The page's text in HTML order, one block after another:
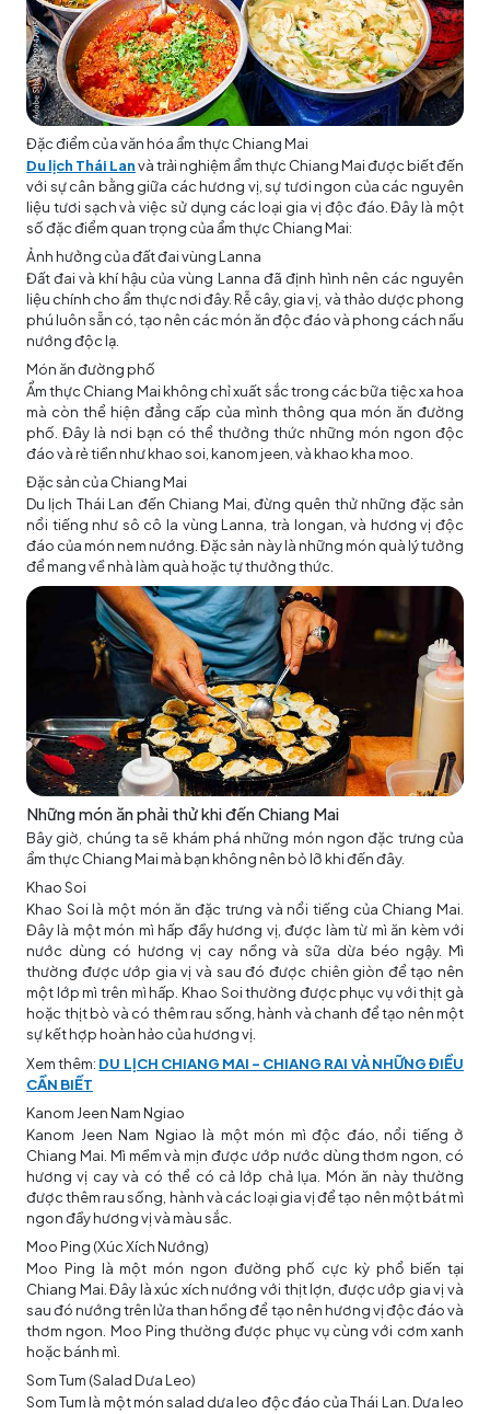
Đặc điểm của văn hóa ẩm thực Chiang Mai
Du lịch Thái Lanvà trải nghiệm ẩm thực Chiang Mai được biết đến
với sự cân bằng giữa các hương vị, sự tươi ngon của các nguyên
liệu tươi sạch và việc sử dụng các loại gia vị độc đáo. Đây là một
số đặc điểm quan trọng của ẩm thực Chiang Mai:
Ảnh hưởng của đất đai vùng Lanna
Đất đai và khí hậu của vùng Lanna đã định hình nên các nguyên
liệu chính cho ẩm thực nơi đây. Rễ cây, gia vị, và thảo dược phong
phú luôn sẵn có, tạo nên các món ăn độc đáo và phong cách nấu
nướng độc lạ.
Món ăn đường phố
Ẩm thực Chiang Mai không chỉ xuất sắc trong các bữa tiệc xa hoa
mà còn thể hiện đẳng cấp của mình thông qua món ăn đường
phố. Đây là nơi bạn có thể thưởng thức những món ngon độc
đáo và rẻ tiền như khao soi, kanom jeen, và khao kha moo.
Đặc sản của Chiang Mai
Du lịch Thái Lan đến Chiang Mai, đừng quên thử những đặc sản
nổi tiếng như sô cô la vùng Lanna, trà longan, và hương vị độc
đáo của món nem nướng. Đặc sản này là những món quà lý tưởng
để mang về nhà làm quà hoặc tự thưởng thức.
Những món ăn phải thử khi đến Chiang Mai
Bây giờ, chúng ta sẽ khám phá những món ngon đặc trưng của
ẩm thực Chiang Mai mà bạn không nên bỏ lỡ khi đến đây.
Khao Soi
Khao Soi là một món ăn đặc trưng và nổi tiếng của Chiang Mai.
Đây là một món mì hấp đầy hương vị, được làm từ mì ăn kèm với
nước dùng có hương vị cay nồng và sữa dừa béo ngậy. Mì
thường được ướp gia vị và sau đó được chiên giòn để tạo nên
một lớp mì trên mì hấp. Khao Soi thường được phục vụ với thịt gà
hoặc thịt bò và có thêm rau sống, hành và chanh để tạo nên một
sự kết hợp hoàn hảo của hương vị.
Xem thêm: DU LỊCH CHIANG MAI – CHIANG RAI VÀ NHỮNG ĐIỀU
CẦN BIẾT
Kanom Jeen Nam Ngiao
Kanom Jeen Nam Ngiao là một món mì độc đáo, nổi tiếng ở
Chiang Mai. Mì mềm và mịn được ướp nước dùng thơm ngon, có
hương vị cay và có thể có cả lớp chả lụa. Món ăn này thường
được thêm rau sống, hành và các loại gia vị để tạo nên một bát mì
ngon đầy hương vị và màu sắc.
Moo Ping (Xúc Xích Nướng)
Moo Ping là một món ngon đường phố cực kỳ phổ biến tại
Chiang Mai. Đây là xúc xích nướng với thịt lợn, được ướp gia vị và
sau đó nướng trên lửa than hồng để tạo nên hương vị độc đáo và
thơm ngon. Moo Ping thường được phục vụ cùng với cơm xanh
hoặc bánh mì.
Som Tum (Salad Dưa Leo)
Som Tum là một món salad dưa leo độc đáo của Thái Lan. Dưa leo